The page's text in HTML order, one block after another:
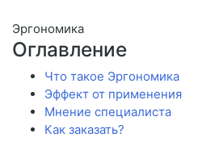
Эргономика
Оглавление
Что такое Эргономика
Эффект от применения
Мнение специалиста
Как заказать?